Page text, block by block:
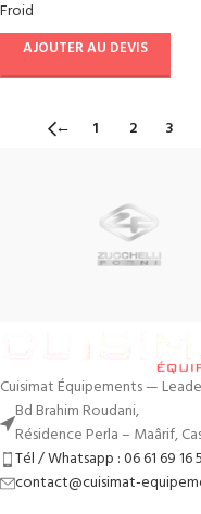
Froid
AJOUTER AU DEVIS
← 1 2 3
Cuisimat Équipements —
Bd Brahim Roudani,
Résidence Perla – Maârif,
Tél / Whatsapp : 06 61 69 16
contact@cuisimat-